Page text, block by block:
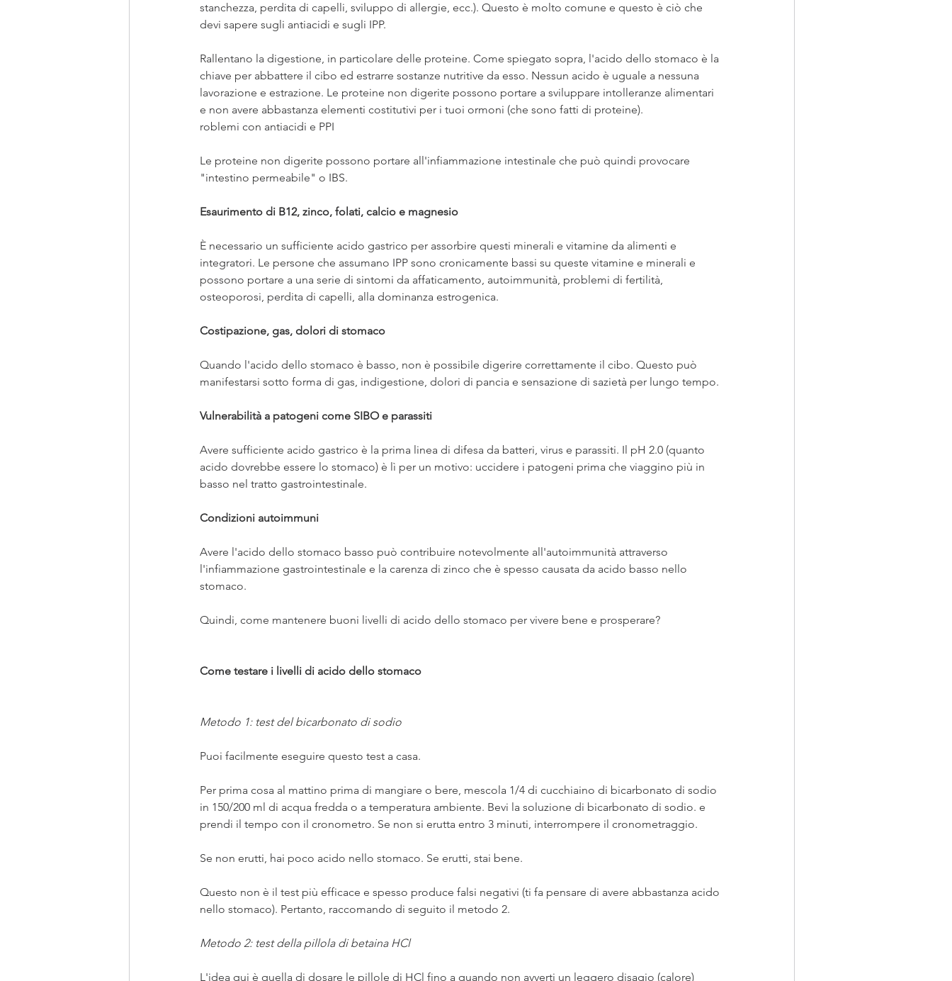
stanchezza, perdita di capelli, sviluppo di allergie, ecc.). Questo è molto comune e questo è ciò che
devi sapere sugli antiacidi e sugli IPP.
Rallentano la digestione, in particolare delle proteine. Come spiegato sopra, l'acido dello stomaco è la
chiave per abbattere il cibo ed estrarre sostanze nutritive da esso. Nessun acido è uguale a nessuna
lavorazione e estrazione. Le proteine ​​non digerite possono portare a sviluppare intolleranze alimentari
e non avere abbastanza elementi costitutivi per i tuoi ormoni (che sono fatti di proteine).
roblemi con antiacidi e PPI
Le proteine ​​non digerite possono portare all'infiammazione intestinale che può quindi provocare
"intestino permeabile" o IBS.
Esaurimento di B12, zinco, folati, calcio e magnesio
È necessario un sufficiente acido gastrico per assorbire questi minerali e vitamine da alimenti e
integratori. Le persone che assumano IPP sono cronicamente bassi su queste vitamine e minerali e
possono portare a una serie di sintomi da affaticamento, autoimmunità, problemi di fertilità,
osteoporosi, perdita di capelli, alla dominanza estrogenica.
Costipazione, gas, dolori di stomaco
Quando l'acido dello stomaco è basso, non è possibile digerire correttamente il cibo. Questo può
manifestarsi sotto forma di gas, indigestione, dolori di pancia e sensazione di sazietà per lungo tempo.
Vulnerabilità a patogeni come SIBO e parassiti
Avere sufficiente acido gastrico è la prima linea di difesa da batteri, virus e parassiti. Il pH 2.0 (quanto
acido dovrebbe essere lo stomaco) è lì per un motivo: uccidere i patogeni prima che viaggino più in
basso nel tratto gastrointestinale.
Condizioni autoimmuni
Avere l'acido dello stomaco basso può contribuire notevolmente all'autoimmunità attraverso
l'infiammazione gastrointestinale e la carenza di zinco che è spesso causata da acido basso nello
stomaco.
Quindi, come mantenere buoni livelli di acido dello stomaco per vivere bene e prosperare?
Come testare i livelli di acido dello stomaco
Metodo 1: test del bicarbonato di sodio
Puoi facilmente eseguire questo test a casa.
Per prima cosa al mattino prima di mangiare o bere, mescola 1/4 di cucchiaino di bicarbonato di sodio
in 150/200 ml di acqua fredda o a temperatura ambiente. Bevi la soluzione di bicarbonato di sodio. e
prendi il tempo con il cronometro. Se non si erutta entro 3 minuti, interrompere il cronometraggio.
Se non erutti, hai poco acido nello stomaco. Se erutti, stai bene.
Questo non è il test più efficace e spesso produce falsi negativi (ti fa pensare di avere abbastanza acido
nello stomaco). Pertanto, raccomando di seguito il metodo 2.
Metodo 2: test della pillola di betaina HCl
L'idea qui è quella di dosare le pillole di HCl fino a quando non avverti un leggero disagio (calore)